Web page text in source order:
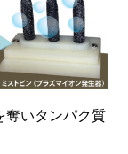
いタンパク質